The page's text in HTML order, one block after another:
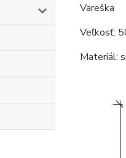
Vareška
Veľkosť:
Materiál: